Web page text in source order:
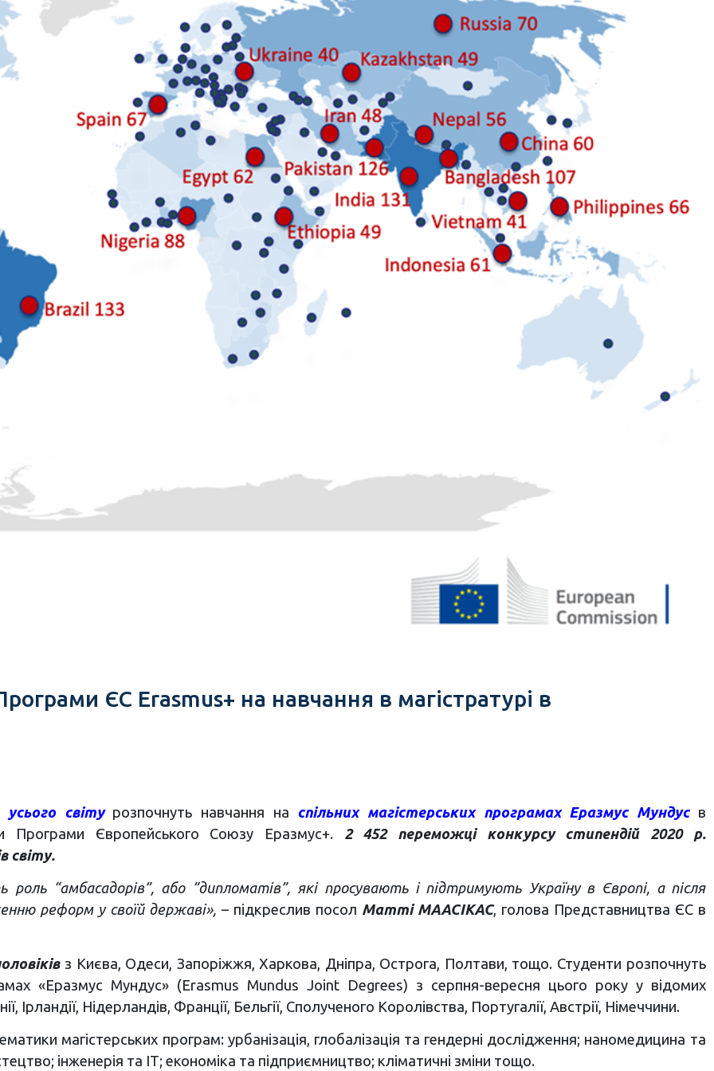
ЄС Erasmus+ на навчання в магістратурі в
світурозпочнуть навчання на спільних магістерських програмах Еразмус Мундусв
Програми Європейського Союзу Еразмус+. 2 452 переможці конкурсу стипендій 2020 р.
світу.
роль “амбасадорів”, або “дипломатів”, які просувають і підтримують Україну в Європі, а після
реформ у своїй державі», – підкреслив посол Матті МААСІКАС, голова Представництва ЄС в
з Києва, Одеси, Запоріжжя, Харкова, Дніпра, Острога, Полтави, тощо. Студенти розпочнуть
«Еразмус Мундус» (Erasmus Mundus Joint Degrees) з серпня-вересня цього року у відомих
Ірландії, Нідерландів, Франції, Бельгії, Сполученого Королівства, Португалії, Австрії, Німеччини.
магістерських програм: урбанізація, глобалізація та гендерні дослідження; наномедицина та
інженерія та ІТ; економіка та підприємництво; кліматичні зміни тощо.